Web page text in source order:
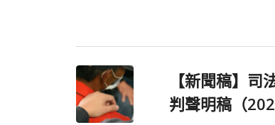
【新聞稿】
判聲明稿（